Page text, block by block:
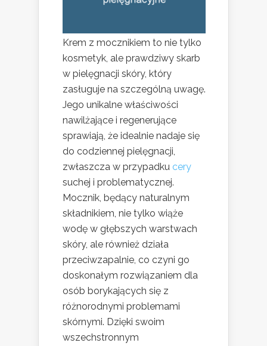
Krem z mocznikiem to nie tylko
kosmetyk, ale prawdziwy skarb
w pielęgnacji skóry, który
zasługuje na szczególną uwagę.
Jego unikalne właściwości
nawilżające i regenerujące
sprawiają, że idealnie nadaje się
do codziennej pielęgnacji,
zwłaszcza w przypadku cery
suchej i problematycznej.
Mocznik, będący naturalnym
składnikiem, nie tylko wiąże
wodę w głębszych warstwach
skóry, ale również działa
przeciwzapalnie, co czyni go
doskonałym rozwiązaniem dla
osób borykających się z
różnorodnymi problemami
skórnymi. Dzięki swoim
wszechstronnym